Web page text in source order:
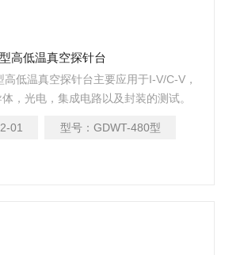
高低温真空探针台
低温真空探针台主要应用于I-V/C-V，
，光电，集成电路以及封装的测试。
测量的研发，旨在确保质量及可靠性，
制造工艺的成本，可以配合
01 型号： GDWT-480型